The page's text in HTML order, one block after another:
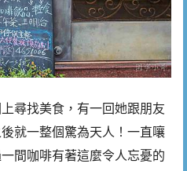
尋找美食，有一回她跟朋友
就一整個驚為天人！一直嚷
間咖啡有著這麼令人忘憂的